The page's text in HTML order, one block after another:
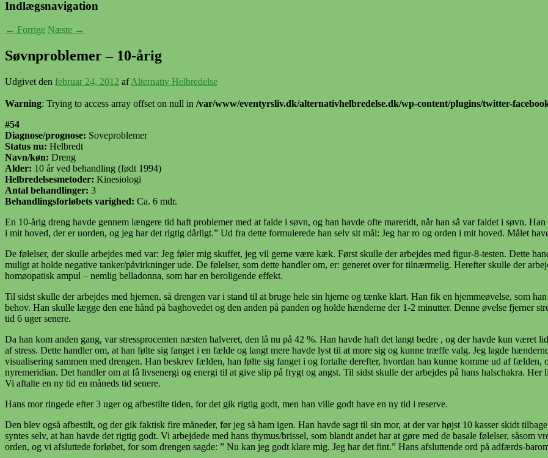
Indlægsnavigation
← Forrige Næste →
Søvnproblemer – 10-årig
Udgivet den februar 24, 2012 afAlternativ Helbredelse
Warning: Trying to access array offset on null in /var/www/eventyrsliv.dk/alternativhelbredelse.dk/wp-content/plugins/twitter-
#54
Diagnose/prognose: Soveproblemer
Status nu: Helbredt
Navn/køn: Dreng
Alder: 10 år ved behandling (født 1994)
Helbredelsesmetoder: Kinesiologi
Antal behandlinger: 3
Behandlingsforløbets varighed: Ca. 6 mdr.
En 10-årig dreng havde gennem længere tid haft problemer med at falde i søvn, og han havde ofte mareridt, når han så var faldet i søvn.
i mit hoved, der er uorden, og jeg har det rigtig dårligt.” Ud fra dette formulerede han selv sit mål: Jeg har ro og orden i mit hoved. Målet
De følelser, der skulle arbejdes med var: Jeg føler mig skuffet, jeg vil gerne være kæk. Først skulle der arbejdes med figur-8-testen. Dette
muligt at holde negative tanker/påvirkninger ude. De følelser, som dette handler om, er: generet over for tilnærmelig. Herefter skulle der
homøopatisk ampul – nemlig belladonna, som har en beroligende effekt.
Til sidst skulle der arbejdes med hjernen, så drengen var i stand til at bruge hele sin hjerne og tænke klart. Han fik en hjemmeøvelse, som
behov. Han skulle lægge den ene hånd på baghovedet og den anden på panden og holde hænderne der 1-2 minutter. Denne øvelse fjerner
tid 6 uger senere.
Da han kom anden gang, var stressprocenten næsten halveret, den lå nu på 42 %. Han havde haft det langt bedre , og der havde kun været
af stress. Dette handler om, at han følte sig fanget i en fælde og langt mere havde lyst til at more sig og kunne træffe valg. Jeg lagde
visualisering sammen med drengen. Han beskrev fælden, han følte sig fanget i og fortalte derefter, hvordan han kunne komme ud af fælden,
nyremeridian. Det handler om at få livsenergi og energi til at give slip på frygt og angst. Til sidst skulle der arbejdes på hans halschakra.
Vi aftalte en ny tid en måneds tid senere.
Hans mor ringede efter 3 uger og afbestilte tiden, for det gik rigtig godt, men han ville godt have en ny tid i reserve.
Den blev også afbestilt, og der gik faktisk fire måneder, før jeg så ham igen. Han havde sagt til sin mor, at der var højst 10 kasser skidt
syntes selv, at han havde det rigtig godt. Vi arbejdede med hans thymus/brissel, som blandt andet har at gøre med de basale følelser,
orden, og vi afsluttede forløbet, for som drengen sagde: ” Nu kan jeg godt klare mig. Jeg har det fint.” Hans afsluttende ord på adfærds-